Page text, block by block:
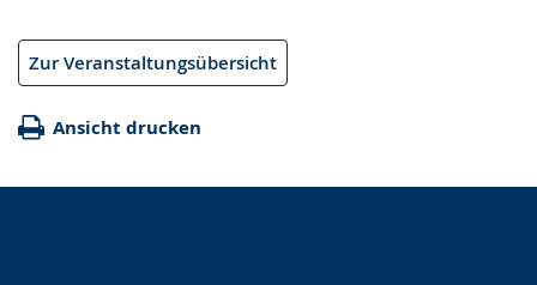
Zur Veranstaltungsübersicht
Ansicht drucken